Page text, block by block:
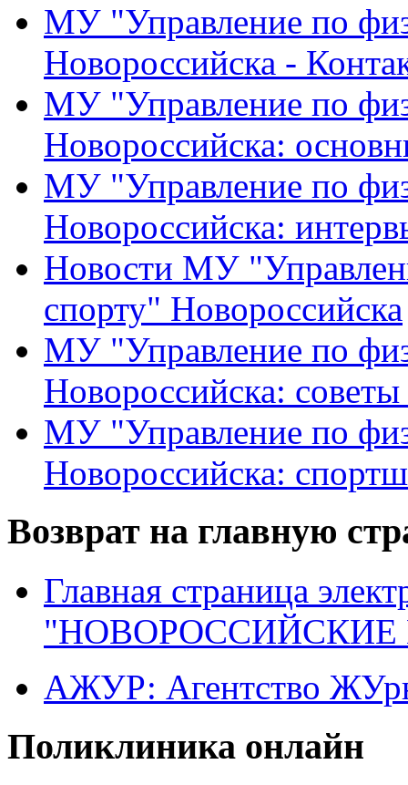
МУ "Управление по
Новороссийска -
МУ "Управление по
Новороссийска:
МУ "Управление по
Новороссийска:
Новости МУ
спорту" Новороссийска
МУ "Управление по
Новороссийска:
МУ "Управление по
Новороссийска:
Возврат на главную
Главная страница
"НОВОРОССИЙСКИЕ
АЖУР: Агентство
Поликлиника онлайн